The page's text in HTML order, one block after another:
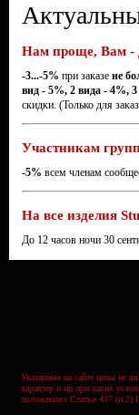
Нам проще, Вам -
-3...-5% при заказе не
вид - 5%, 2 вида - 4%,
скидки. (Только для
Участникам
-5% всем членам
На все изделия
До 12 часов ночи 30
Указанные на сайте цены не
характер и ни при каких
положениях Статьи 437 (п.2)